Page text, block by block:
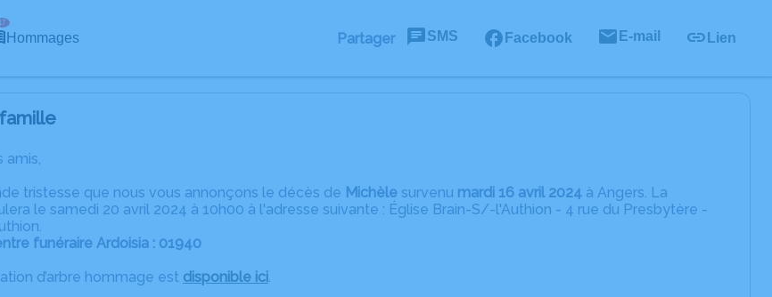
17
Hommages Partager SMS Facebook E-mail Lien
amis,
tristesse que nous vous annonçons le décès de Michèle survenu mardi 16 avril 2024 à Angers. La
le samedi 20 avril 2024 à 10h00 à l'adresse suivante : Église Brain-S/-l'Authion - 4 rue du Presbytère -
funéraire Ardoisia : 01940
d’arbre hommage est disponible ici.